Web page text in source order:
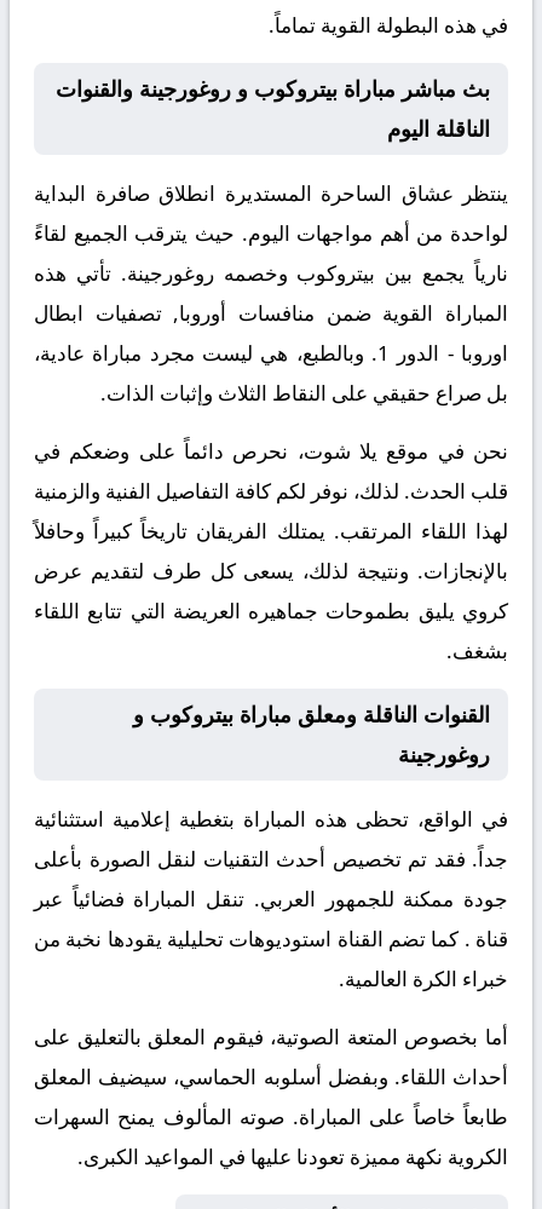
في هذه البطولة القوية تماماً.
بث مباشر مباراة بيتروكوب و روغورجينة والقنوات
الناقلة اليوم
ينتظر عشاق الساحرة المستديرة انطلاق صافرة البداية
لواحدة من أهم مواجهات اليوم. حيث يترقب الجميع لقاءً
نارياً يجمع بين بيتروكوب وخصمهروغورجينة. تأتي هذه
المباراة القوية ضمن منافسات أوروبا, تصفيات ابطال
اوروبا - الدور 1
. وبالطبع، هي ليست مجرد مباراة عادية،
بل صراع حقيقي على النقاط الثلاث وإثبات الذات.
نحن في موقع يلا شوت، نحرص دائماً على وضعكم في
قلب الحدث. لذلك، نوفر لكم كافة التفاصيل الفنية والزمنية
لهذا اللقاء المرتقب. يمتلك الفريقان تاريخاً كبيراً وحافلاً
بالإنجازات. ونتيجة لذلك، يسعى كل طرف لتقديم عرض
كروي يليق بطموحات جماهيره العريضة التي تتابع اللقاء
بشغف.
القنوات الناقلة ومعلق مباراة بيتروكوب و
روغورجينة
في الواقع، تحظى هذه المباراة بتغطية إعلامية استثنائية
جداً. فقد تم تخصيص أحدث التقنيات لنقل الصورة بأعلى
جودة ممكنة للجمهور العربي. تنقل المباراة فضائياً عبر
قناة . كما تضم القناة استوديوهات تحليلية يقودها نخبة من
خبراء الكرة العالمية.
أما بخصوص المتعة الصوتية، فيقوم المعلق بالتعليق على
أحداث اللقاء. وبفضل أسلوبه الحماسي، سيضيف المعلق
طابعاً خاصاً على المباراة. صوته المألوف يمنح السهرات
الكروية نكهة مميزة تعودنا عليها في المواعيد الكبرى.